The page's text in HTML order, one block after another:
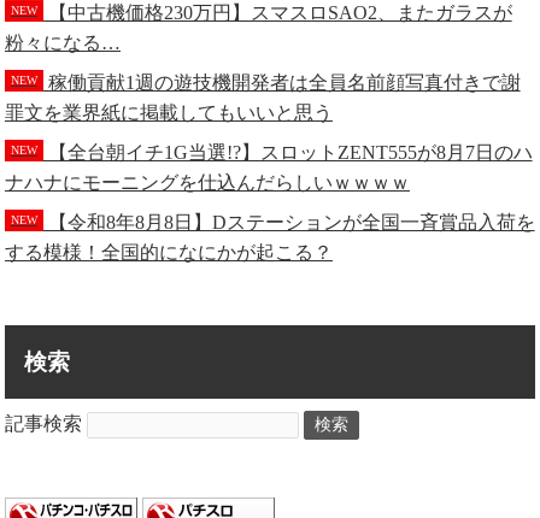
NEW
【中古機価格230万円】スマスロSAO2、またガラスが
粉々になる…
NEW
稼働貢献1週の遊技機開発者は全員名前顔写真付きで謝
罪文を業界紙に掲載してもいいと思う
NEW
【全台朝イチ1G当選!?】スロットZENT555が8月7日のハ
ナハナにモーニングを仕込んだらしいｗｗｗｗ
NEW
【令和8年8月8日】Dステーションが全国一斉賞品入荷を
する模様！全国的になにかが起こる？
検索
記事検索 検索